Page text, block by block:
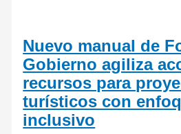
Nuevo manual de
Gobierno agiliza
recursos para
turísticos con
inclusivo